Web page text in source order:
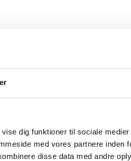
dig funktioner til sociale
med vores partnere inden
disse data med andre